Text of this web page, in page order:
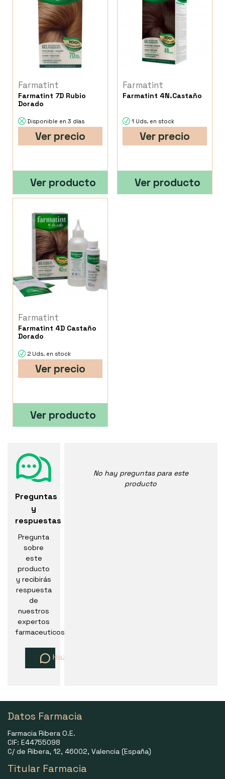
Farmatint
Farmatint 7D Rubio
Dorado
Disponible en 3 días
Ver precio
Ver producto
Farmatint
Farmatint 4N.Castaño
1 Uds. en stock
Ver precio
Ver producto
Farmatint
Farmatint 4D Castaño
Dorado
2 Uds. en stock
Ver precio
Ver producto
Preguntas
y
respuestas
Pregunta
sobre
este
producto
y recibirás
respuesta
de
nuestros
expertos
farmaceuticos
Haz una pregunta
No hay preguntas para este
producto
Datos Farmacia
Farmacia Ribera O.E.
CIF: E44755098
C/ de Ribera, 12, 46002, Valencia (España)
Titular Farmacia